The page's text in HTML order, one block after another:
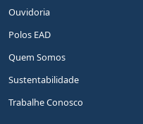
Ouvidoria
Polos EAD
Quem Somos
Sustentabilidade
Trabalhe Conosco